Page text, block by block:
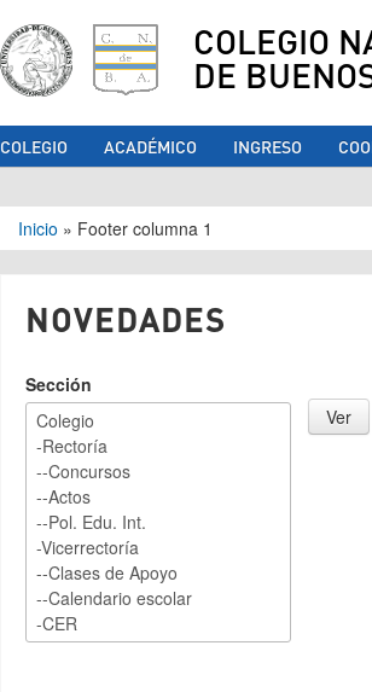
COLEGIO
DE
COLEGIO ACADÉMICO INGRESO
Se encuentra usted
Inicio » Footer columna 1
NOVEDADES
Sección